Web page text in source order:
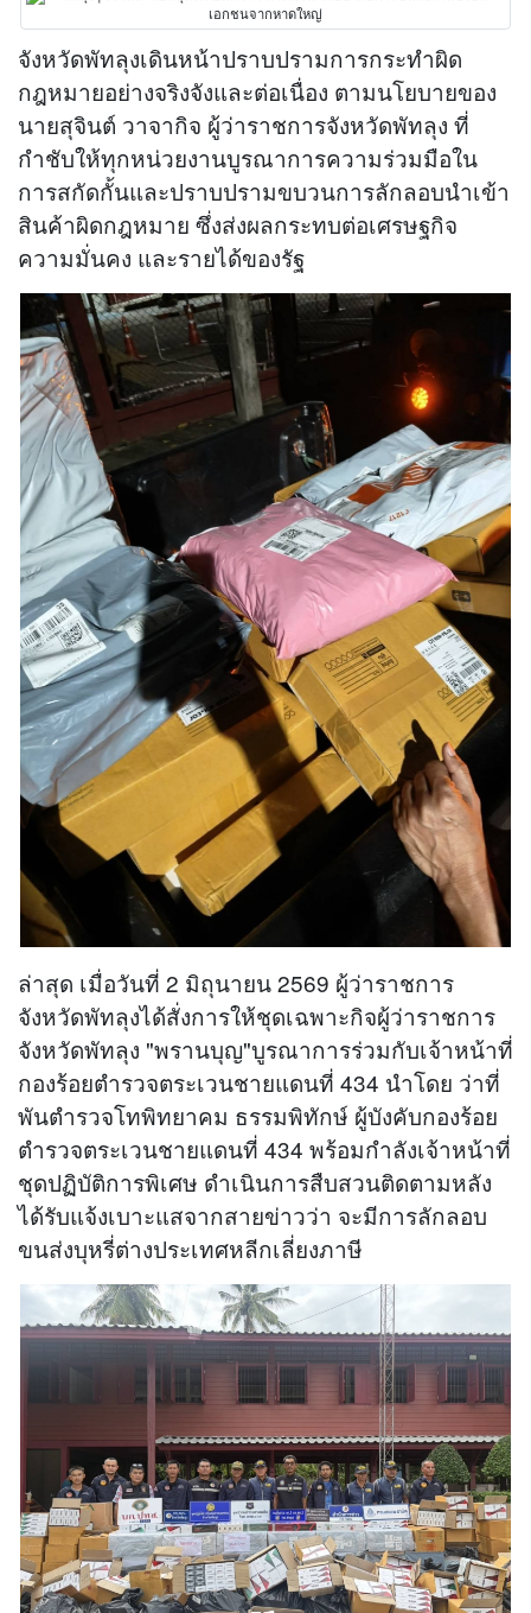
จังหวัดพัทลุงเดินหน้าปราบปรามการกระทำผิด
กฎหมายอย่างจริงจังและต่อเนื่อง ตามนโยบายของ
นายสุจินต์ วาจากิจ ผู้ว่าราชการจังหวัดพัทลุง ที่
กำชับให้ทุกหน่วยงานบูรณาการความร่วมมือใน
การสกัดกั้นและปราบปรามขบวนการลักลอบนำเข้า
สินค้าผิดกฎหมาย ซึ่งส่งผลกระทบต่อเศรษฐกิจ
ความมั่นคง และรายได้ของรัฐ
ล่าสุด เมื่อวันที่ 2 มิถุนายน 2569 ผู้ว่าราชการ
จังหวัดพัทลุงได้สั่งการให้ชุดเฉพาะกิจผู้ว่าราชการ
จังหวัดพัทลุง "พรานบุญ"บูรณาการร่วมกับเจ้าหน้าที่
กองร้อยตำรวจตระเวนชายแดนที่ 434 นำโดย ว่าที่
พันตำรวจโทพิทยาคม ธรรมพิทักษ์ ผู้บังคับกองร้อย
ตำรวจตระเวนชายแดนที่ 434 พร้อมกำลังเจ้าหน้าที่
ชุดปฏิบัติการพิเศษ ดำเนินการสืบสวนติดตามหลัง
ได้รับแจ้งเบาะแสจากสายข่าวว่า จะมีการลักลอบ
ขนส่งบุหรี่ต่างประเทศหลีกเลี่ยงภาษี